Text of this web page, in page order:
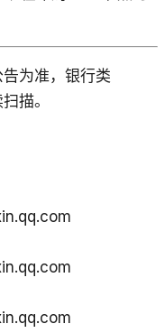
为准，银行类
描。